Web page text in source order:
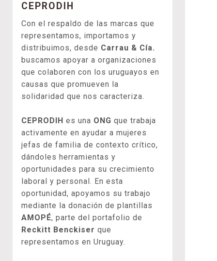
CEPRODIH
Con el respaldo de las marcas que
representamos, importamos y
distribuimos, desde Carrau & Cía.
buscamos apoyar a organizaciones
que colaboren con los uruguayos en
causas que promueven la
solidaridad que nos caracteriza.
CEPRODIH es una ONG que trabaja
activamente en ayudar a mujeres
jefas de familia de contexto crítico,
dándoles herramientas y
oportunidades para su crecimiento
laboral y personal. En esta
oportunidad, apoyamos su trabajo
mediante la donación de plantillas
AMOPÉ, parte del portafolio de
Reckitt Benckiser que
representamos en Uruguay.